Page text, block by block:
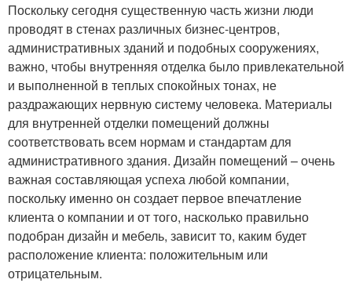
Поскольку сегодня существенную часть жизни люди
проводят в стенах различных бизнес-центров,
административных зданий и подобных сооружениях,
важно, чтобы внутренняя отделка было привлекательной
и выполненной в теплых спокойных тонах, не
раздражающих нервную систему человека. Материалы
для внутренней отделки помещений должны
соответствовать всем нормам и стандартам для
административного здания. Дизайн помещений – очень
важная составляющая успеха любой компании,
поскольку именно он создает первое впечатление
клиента о компании и от того, насколько правильно
подобран дизайн и мебель, зависит то, каким будет
расположение клиента: положительным или
отрицательным.